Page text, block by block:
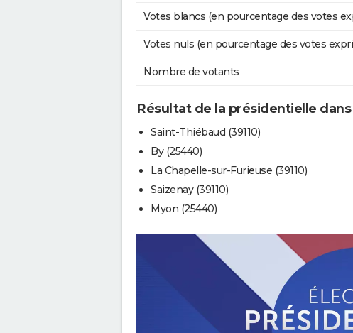
Votes blancs (en pourcentage des votes
Votes nuls (en pourcentage des votes
Nombre de votants
Résultat de la présidentielle
Saint-Thiébaud (39110)
By (25440)
La Chapelle-sur-Furieuse (39110)
Saizenay (39110)
Myon (25440)